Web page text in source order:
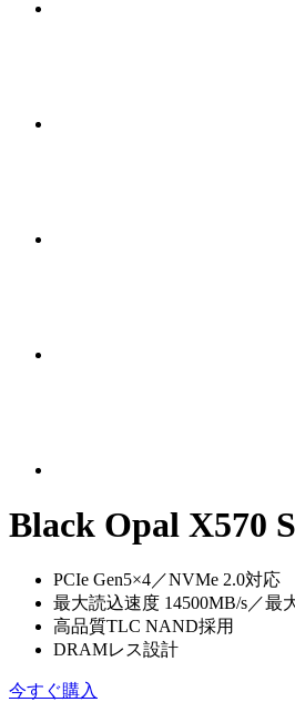
Black Opal X570
PCIe Gen5×4／NVMe 2.0対応
最大読込速度 14500MB/s／最
高品質TLC NAND採用
DRAMレス設計
今すぐ購入